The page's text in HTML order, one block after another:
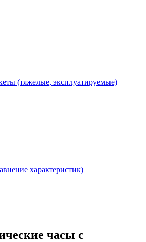
(тяжелые, эксплуатируемые)
характеристик)
часы с